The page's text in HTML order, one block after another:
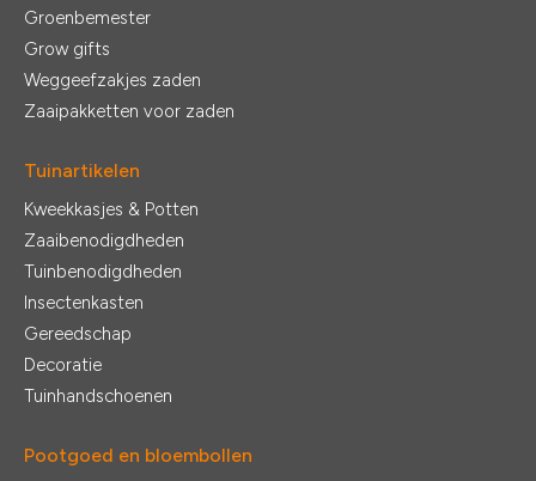
Groenbemester
Grow gifts
Weggeefzakjes zaden
Zaaipakketten voor zaden
Tuinartikelen
Kweekkasjes & Potten
Zaaibenodigdheden
Tuinbenodigdheden
Insectenkasten
Gereedschap
Decoratie
Tuinhandschoenen
Pootgoed en bloembollen